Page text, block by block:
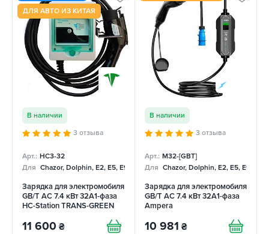
ДЛЯ АВТО ИЗ КИТАЯ
В наличии
3 отзыва
Арт.: НC3-32
Для Chazor, Dolphin, E2, E5, E9, Mercedes
Зарядка для электромобиля
GB/T AC 7.4 кВт 32A1-фаза
HC-Station TRANS-GREEN
11 600 ₴
В наличии
3 отзыва
Арт.: M32-[GBT]
Для Chazor, Dolphin, E2, E5, E9,
Зарядка для электромобиля
GB/T AC 7.4 кВт 32A1-фаза
Ampera
10 981 ₴